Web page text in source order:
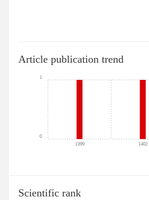
Article publication trend
1399 1402
0
1
Scientific rank